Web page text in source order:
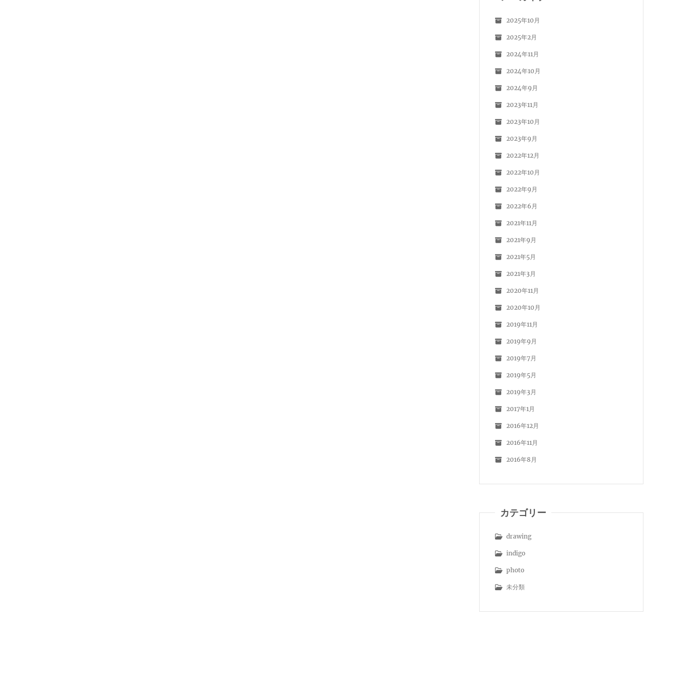
2025年10月
2025年2月
2024年11月
2024年10月
2024年9月
2023年11月
2023年10月
2023年9月
2022年12月
2022年10月
2022年9月
2022年6月
2021年11月
2021年9月
2021年5月
2021年3月
2020年11月
2020年10月
2019年11月
2019年9月
2019年7月
2019年5月
2019年3月
2017年1月
2016年12月
2016年11月
2016年8月
カテゴリー
drawing
indigo
photo
未分類